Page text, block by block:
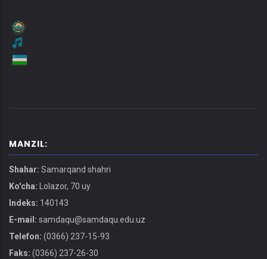
MANZIL:
Shahar: Samarqand shahri
Ko'cha: Lolazor, 70 uy
Indeks: 140143
E-mail: samdaqu@samdaqu.edu.uz
Telefon: (0366) 237-15-93
Faks: (0366) 237-26-30